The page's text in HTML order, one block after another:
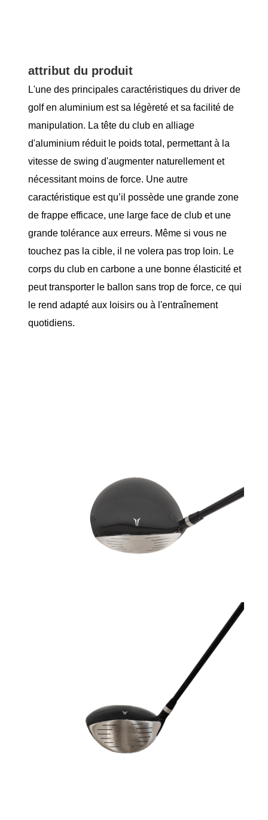
attribut du produit
L'une des principales caractéristiques du driver de
golf en aluminium est sa légèreté et sa facilité de
manipulation. La tête du club en alliage
d'aluminium réduit le poids total, permettant à la
vitesse de swing d'augmenter naturellement et
nécessitant moins de force. Une autre
caractéristique est qu’il possède une grande zone
de frappe efficace, une large face de club et une
grande tolérance aux erreurs. Même si vous ne
touchez pas la cible, il ne volera pas trop loin. Le
corps du club en carbone a une bonne élasticité et
peut transporter le ballon sans trop de force, ce qui
le rend adapté aux loisirs ou à l'entraînement
quotidiens.